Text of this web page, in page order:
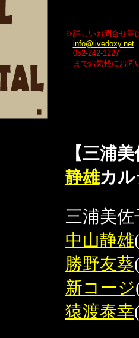
※詳しいお問合せ等
info@livedoxy.net
052-242-1227
までお気軽にお問
【三浦
静雄カ
三浦美佐
中山静雄
勝野友葵
新コージ
猿渡泰幸